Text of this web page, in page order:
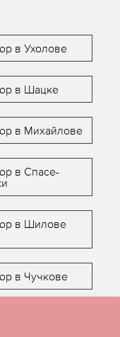
в Ухолове
в Шацке
в Михайлове
в Спасе-
в Шилове
в Чучкове